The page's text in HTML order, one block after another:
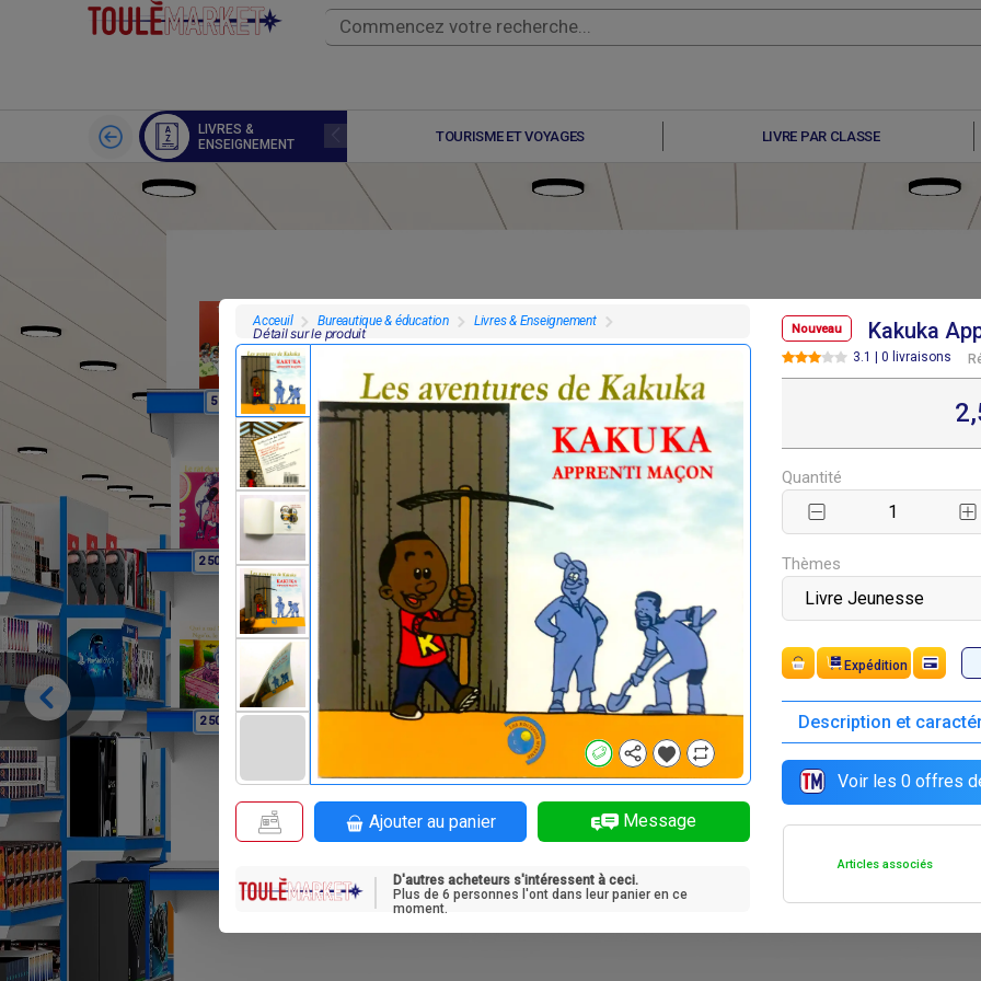
Acceuil Bureautique & éducation Livres & Enseignement
Détail sur le produit
Ajouter au panier Message
D'autres acheteurs s'intéressent à ceci.
Plus de 6 personnes l'ont dans leur panier en ce
moment.
Nouveau Kakuka
3.1 | 0 livraisons
Quantité
Thèmes
Expédition
Description et
Voir les 0 offres
Articles associés
LIVRES &
ENSEIGNEMENT
SPORTS TOURISME ET VOYAGES LIVRE PAR CLASSE
5 000 4 000F 2 500F 2 500F
2 500 3 500 F 2 500 2 500
2 500